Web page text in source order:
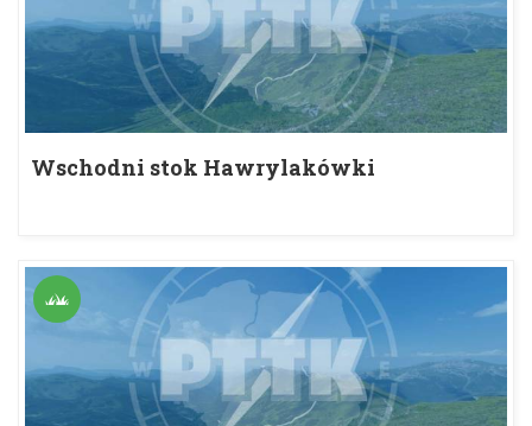
Wschodni stok Hawrylakówki